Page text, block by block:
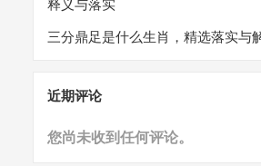
释义与落实
三分鼎足是什么生肖，精选落实与
近期评论
您尚未收到任何评论。